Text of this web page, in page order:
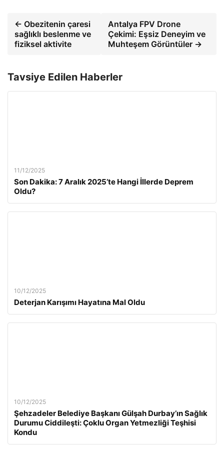
← Obezitenin çaresi
sağlıklı beslenme ve
fiziksel aktivite
Antalya FPV Drone
Çekimi: Eşsiz Deneyim ve
Muhteşem Görüntüler →
Tavsiye Edilen Haberler
11/12/2025
Son Dakika: 7 Aralık 2025’te Hangi İllerde Deprem
Oldu?
10/12/2025
Deterjan Karışımı Hayatına Mal Oldu
10/12/2025
Şehzadeler Belediye Başkanı Gülşah Durbay’ın Sağlık
Durumu Ciddileşti: Çoklu Organ Yetmezliği Teşhisi
Kondu